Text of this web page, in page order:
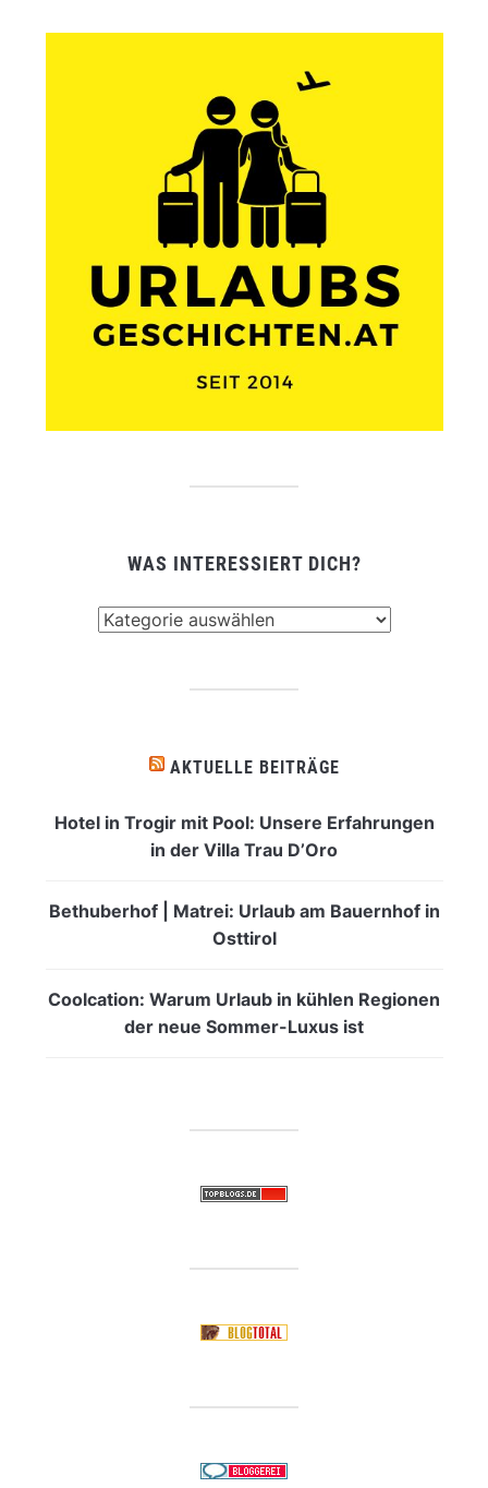
WAS INTERESSIERT DICH?
AKTUELLE BEITRÄGE
Hotel in Trogir mit Pool: Unsere Erfahrungen
in der Villa Trau D’Oro
Bethuberhof | Matrei: Urlaub am Bauernhof in
Osttirol
Coolcation: Warum Urlaub in kühlen Regionen
der neue Sommer-Luxus ist